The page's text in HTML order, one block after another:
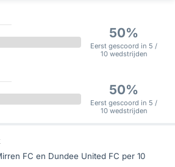
50%
Eerst gescoord in 5 /
10 wedstrijden
50%
Eerst gescoord in 5 /
10 wedstrijden
FC en Dundee United FC per 10